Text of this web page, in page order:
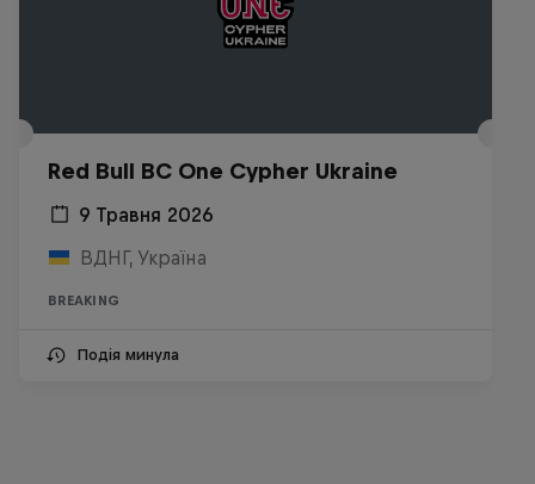
Red Bull BC One Cypher Ukraine
9 Травня 2026
ВДНГ, Україна
BREAKING
Подія минула